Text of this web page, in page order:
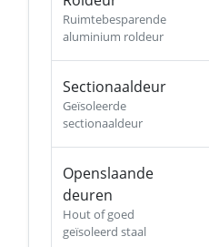
Ruimtebesparende
aluminium roldeur
Sectionaaldeur
Geïsoleerde
sectionaaldeur
Openslaande
deuren
Hout of goed
geïsoleerd staal